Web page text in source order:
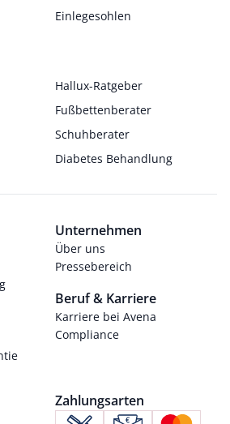
Einlegesohlen
Hallux-Ratgeber
Fußbettenberater
Schuhberater
Diabetes Behandlung
Unternehmen
Über uns
Pressebereich
Beruf & Karriere
Karriere bei Avena
Compliance
Zahlungsarten